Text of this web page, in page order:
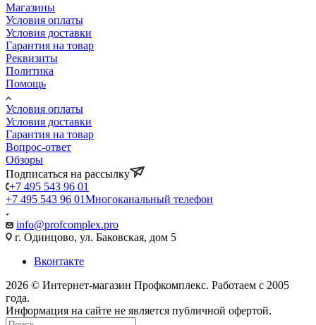
Магазины
Условия оплаты
Условия доставки
Гарантия на товар
Реквизиты
Политика
Помощь
Условия оплаты
Условия доставки
Гарантия на товар
Вопрос-ответ
Обзоры
Подписаться на рассылку
+7 495 543 96 01
+7 495 543 96 01Многоканальный телефон
info@profcomplex.pro
г. Одинцово, ул. Баковская, дом 5
Вконтакте
2026 © Интернет-магазин Профкомплекс. Работаем с 2005
года.
Информация на сайте не является публичной офертой.